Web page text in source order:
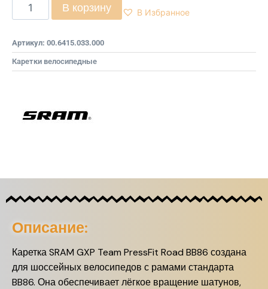
В корзину В Избранное
Артикул: 00.6415.033.000
Каретки велосипедные
Описание:
Каретка SRAM GXP Team PressFit Road BB86 создана
для шоссейных велосипедов с рамами стандарта
BB86. Она обеспечивает лёгкое вращение шатунов,